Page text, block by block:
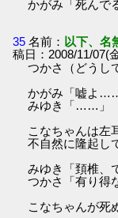
かがみ「死んで
35 名前： 以下、名
稿日：2008/11/07(
つかさ（どう
かがみ「嘘よ
みゆき「……」
こなちゃんは左
不自然に隆起し
みゆき「頚椎、
つかさ「有り得
こなちゃんが死